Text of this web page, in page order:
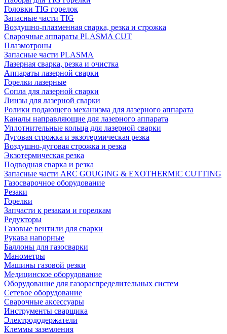
Головки TIG горелок
Запасные части TIG
Воздушно-плазменная сварка, резка и строжка
Сварочные аппараты PLASMA CUT
Плазмотроны
Запасные части PLASMA
Лазерная сварка, резка и очистка
Аппараты лазерной сварки
Горелки лазерные
Сопла для лазерной сварки
Линзы для лазерной сварки
Ролики подающего механизма для лазерного аппарата
Каналы направляющие для лазерного аппарата
Уплотнительные кольца для лазерной сварки
Дуговая строжка и экзотермическая резка
Воздушно-дуговая строжка и резка
Экзотермическая резка
Подводная сварка и резка
Запасные части ARC GOUGING & EXOTHERMIC CUTTING
Газосварочное оборудование
Резаки
Горелки
Запчасти к резакам и горелкам
Редукторы
Газовые вентили для сварки
Рукава напорные
Баллоны для газосварки
Манометры
Машины газовой резки
Медицинское оборудование
Оборудование для газораспределительных систем
Сетевое оборудование
Сварочные аксессуары
Инструменты сварщика
Электрододержатели
Клеммы заземления